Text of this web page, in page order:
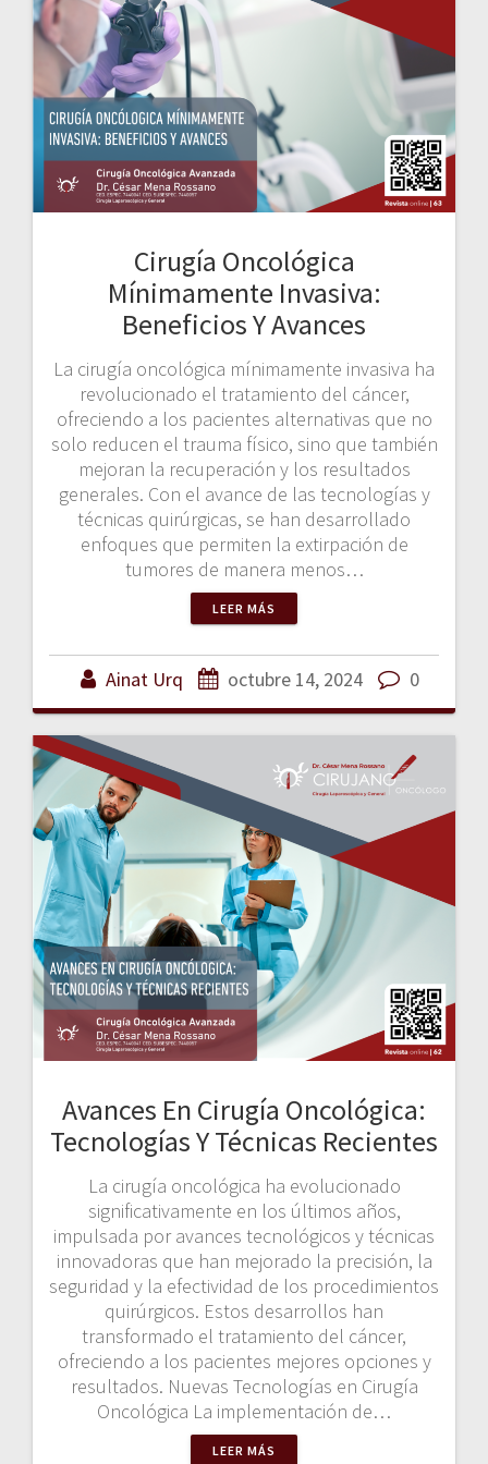
Cirugía Oncológica
Mínimamente Invasiva:
Beneficios Y Avances
La cirugía oncológica mínimamente invasiva ha
revolucionado el tratamiento del cáncer,
ofreciendo a los pacientes alternativas que no
solo reducen el trauma físico, sino que también
mejoran la recuperación y los resultados
generales. Con el avance de las tecnologías y
técnicas quirúrgicas, se han desarrollado
enfoques que permiten la extirpación de
tumores de manera menos…
LEER MÁS
Ainat Urq octubre 14, 2024 0
Avances En Cirugía Oncológica:
Tecnologías Y Técnicas Recientes
La cirugía oncológica ha evolucionado
significativamente en los últimos años,
impulsada por avances tecnológicos y técnicas
innovadoras que han mejorado la precisión, la
seguridad y la efectividad de los procedimientos
quirúrgicos. Estos desarrollos han
transformado el tratamiento del cáncer,
ofreciendo a los pacientes mejores opciones y
resultados. Nuevas Tecnologías en Cirugía
Oncológica La implementación de…
LEER MÁS